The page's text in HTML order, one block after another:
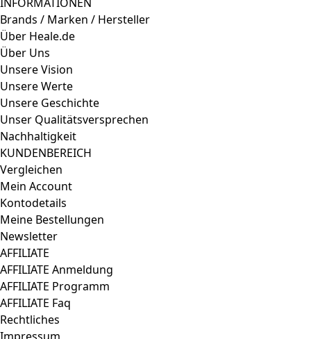
AFFILIATE Faq
Rechtliches
Impressum
AGB
Datenschutzerklärung
Widerrufsformular
Retoure
Cookie Einstellungen
Echtheit von Bewertungen
Kein Heilversprechen!
Suchtprävention & Allgemeine Hinweise
Support
Versand & Zahlung
Weiteres
Magazin
Cannabis Growing
Cannabissorten
med. Cannabissorten Reviews
Aktionen
Bestseller